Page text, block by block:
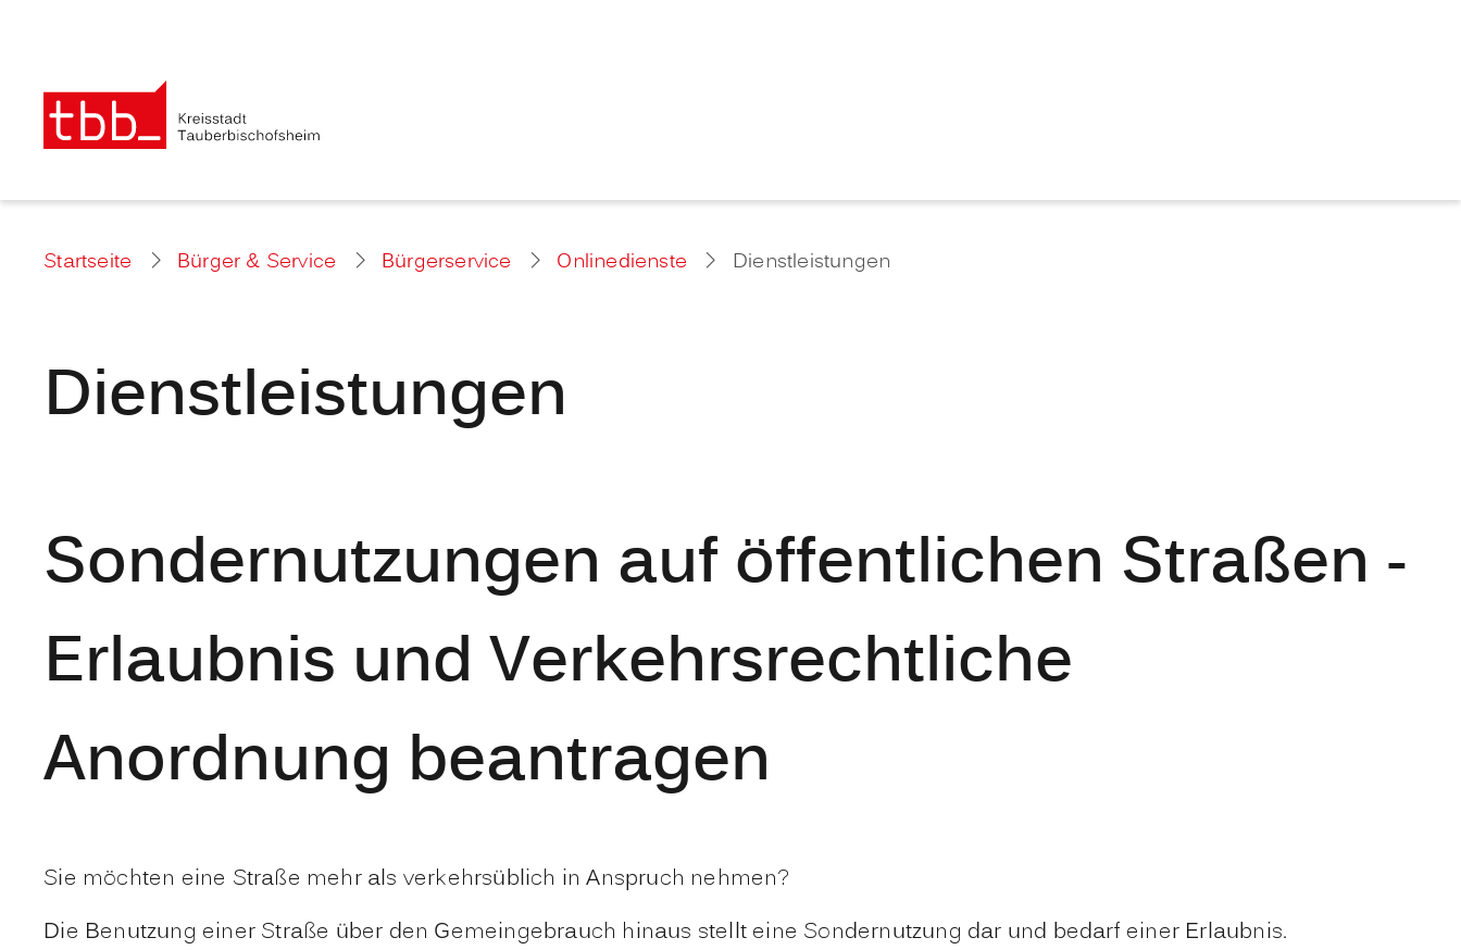
Startseite Bürger & Service Bürgerservice Onlinedienste Dienstleistungen
Dienstleistungen
Sondernutzungen auf öffentlichen Straßen -
Erlaubnis und Verkehrsrechtliche
Anordnung beantragen
Sie möchten eine Straße mehr als verkehrsüblich in Anspruch nehmen?
Die Benutzung einer Straße über den Gemeingebrauch hinaus stellt eine Sondernutzung dar und bedarf einer Erlaubnis.